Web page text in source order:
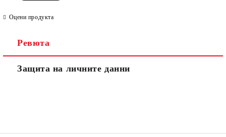
Оцени продукта
Ревюта
Защита на личните данни